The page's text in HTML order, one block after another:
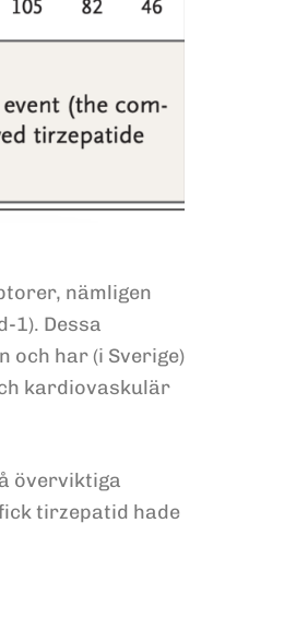
nämligen
1). Dessa
och har (i Sverige)
kardiovaskulär
överviktiga
tirzepatid hade